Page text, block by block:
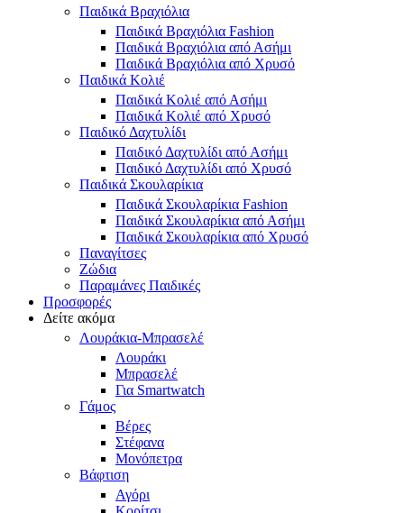
Παιδικά Βραχιόλια
Παιδικά Βραχιόλια Fashion
Παιδικά Βραχιόλια από Ασήμι
Παιδικά Βραχιόλια από Χρυσό
Παιδικά Κολιέ
Παιδικά Κολιέ από Ασήμι
Παιδικά Κολιέ από Χρυσό
Παιδικό Δαχτυλίδι
Παιδικό Δαχτυλίδι από Ασήμι
Παιδικό Δαχτυλίδι από Χρυσό
Παιδικά Σκουλαρίκια
Παιδικά Σκουλαρίκια Fashion
Παιδικά Σκουλαρίκια από Ασήμι
Παιδικά Σκουλαρίκια από Χρυσό
Παναγίτσες
Ζώδια
Παραμάνες Παιδικές
Προσφορές
Δείτε ακόμα
Λουράκια-Μπρασελέ
Λουράκι
Μπρασελέ
Για Smartwatch
Γάμος
Βέρες
Στέφανα
Μονόπετρα
Βάφτιση
Αγόρι